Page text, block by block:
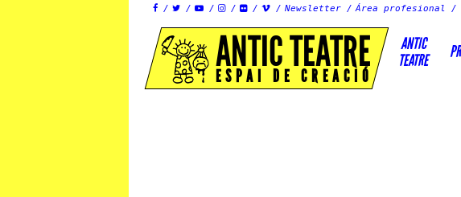
      Newsletter Área profesional
ANTIC TEATRE
ESPAI DE CREACIÓ
ANTIC
TEATRE